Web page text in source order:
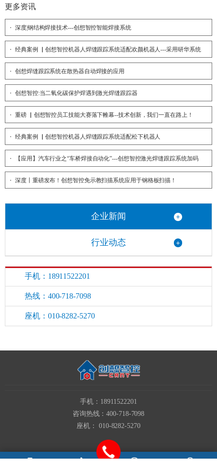
更多资讯
深度|钢结构焊接技术---创想智控智能焊接系统
经典案例 ▏创想智控机器人焊缝跟踪系统适配欢颜机器人---采用研华系统
创想焊缝跟踪系统在散热器自动焊接的应用
创想智控:当二氧化碳保护焊遇到激光焊缝跟踪器
重磅 ▏创想智控员工技能大赛落下帷幕--技术创新，我们一直在路上！
经典案例 ▏创想智控机器人焊缝跟踪系统适配松下机器人
【应用】汽车行业之“车桥焊接自动化”---创想智控激光焊缝跟踪系统加码
深度丨重磅发布！创想智控免示教扫描系统应用于钢格板扫描！
企业新闻
行业动态
手机：18911522201
热线：400-718-7098
座机：010-8282-5270
手机：18911522201
咨询热线：400-718-7098
座机： 010-8282-5270